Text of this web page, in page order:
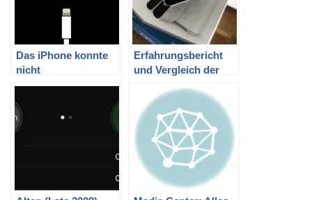
Das iPhone konnte
nicht
wiederhergestellt
unbekannter Fehler
ist aufgetreten (9).
Erfahrungsbericht
und Vergleich der
as von Blink und
Eufy